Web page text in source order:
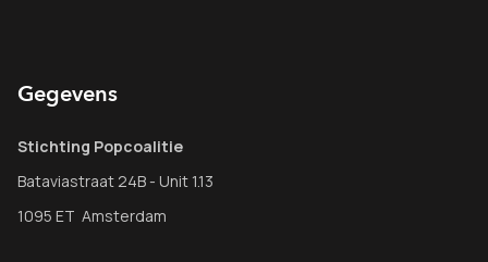
Gegevens
Stichting Popcoalitie
Bataviastraat 24B - Unit 1.13
1095 ET Amsterdam